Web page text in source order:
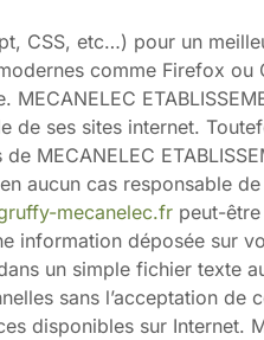
CSS, etc…) pour un
comme Firefox
ses sites internet.
MECANELEC
aucun cas responsable
mecanelec.fr peut-
information déposée sur
un simple fichier texte
sans l’acceptation de
disponibles sur Internet.